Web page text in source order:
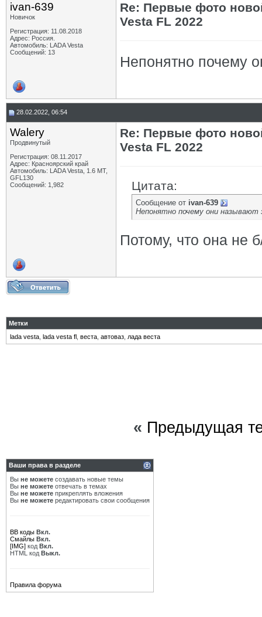
ivan-639
Новичок
Регистрация: 11.08.2018
Адрес: Россия.
Автомобиль: LADA Vesta
Сообщений: 13
Re: Первые фото
Vesta FL 2022
Непонятно почему
28.02.2022, 06:54
Walery
Продвинутый
Регистрация: 08.11.2017
Адрес: Красноярский край
Автомобиль: LADA Vesta, 1.6 МТ,
GFL130
Сообщений: 1,982
Re: Первые фото
Vesta FL 2022
Цитата:
Сообщение от ivan-639
Непонятно почему они
Потому, что она не
Метки
lada vesta lada vesta fl веста автоваз лада веста
« Предыдущая
Ваши права в разделе
Вы не можете создавать новые темы
Вы не можете отвечать в темах
Вы не можете прикреплять вложения
Вы не можете редактировать свои сообщения
BB коды Вкл.
Смайлы Вкл.
[IMG] код Вкл.
HTML код Выкл.
Правила форума